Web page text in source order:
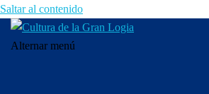
Saltar al contenido
Alternar menú